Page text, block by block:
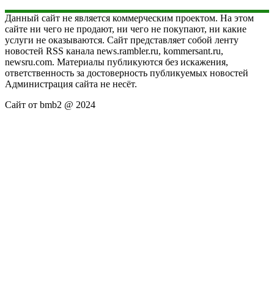
Данный сайт не является коммерческим проектом. На этом
сайте ни чего не продают, ни чего не покупают, ни какие
услуги не оказываются. Сайт представляет собой ленту
новостей RSS канала news.rambler.ru, kommersant.ru,
newsru.com. Материалы публикуются без искажения,
ответственность за достоверность публикуемых новостей
Администрация сайта не несёт.
Сайт от bmb2 @ 2024